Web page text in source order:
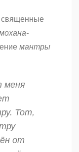
священные
мантры
меня
. Тот,
от